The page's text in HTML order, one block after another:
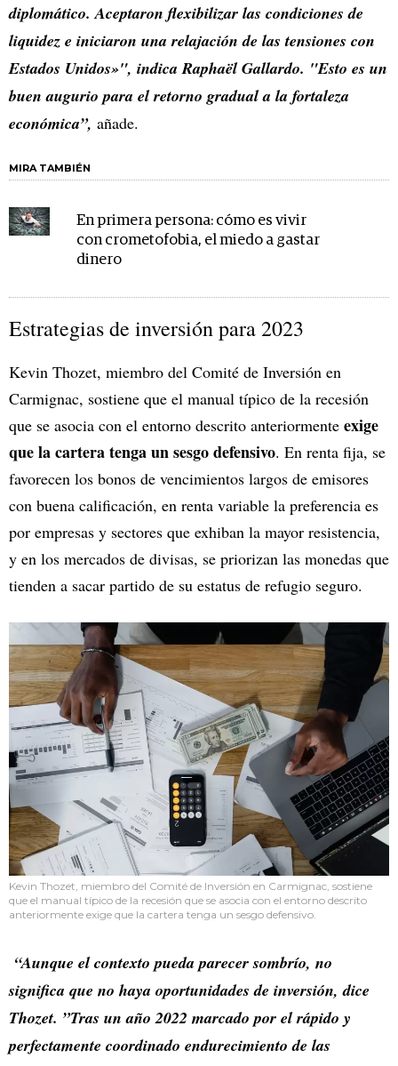
diplomático. Aceptaron flexibilizar las condiciones de
liquidez e iniciaron una relajación de las tensiones con
Estados Unidos»", indica Raphaël Gallardo. "Esto es un
buen augurio para el retorno gradual a la fortaleza
económica”, añade.
MIRA TAMBIÉN
En primera persona: cómo es vivir
con crometofobia, el miedo a gastar
dinero
Estrategias de inversión para 2023
Kevin Thozet, miembro del Comité de Inversión en
Carmignac, sostiene que el manual típico de la recesión
que se asocia con el entorno descrito anteriormente exige
que la cartera tenga un sesgo defensivo. En renta fija, se
favorecen los bonos de vencimientos largos de emisores
con buena calificación, en renta variable la preferencia es
por empresas y sectores que exhiban la mayor resistencia,
y en los mercados de divisas, se priorizan las monedas que
tienden a sacar partido de su estatus de refugio seguro.
Kevin Thozet, miembro del Comité de Inversión en Carmignac, sostiene
que el manual típico de la recesión que se asocia con el entorno descrito
anteriormente exige que la cartera tenga un sesgo defensivo.
“Aunque el contexto pueda parecer sombrío, no
significa que no haya oportunidades de inversión, dice
Thozet. ”Tras un año 2022 marcado por el rápido y
perfectamente coordinado endurecimiento de las